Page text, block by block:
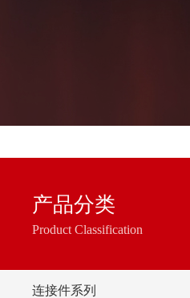
产品分类
Product Classification
连接件系列